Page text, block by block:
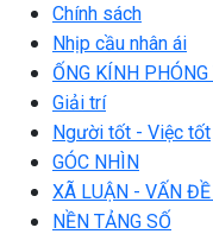
Chính sách
Nhịp cầu nhân ái
ỐNG KÍNH
Giải trí
Người tốt - Việc tốt
GÓC NHÌN
XÃ LUẬN - VẤN
NỀN TẢNG SỐ